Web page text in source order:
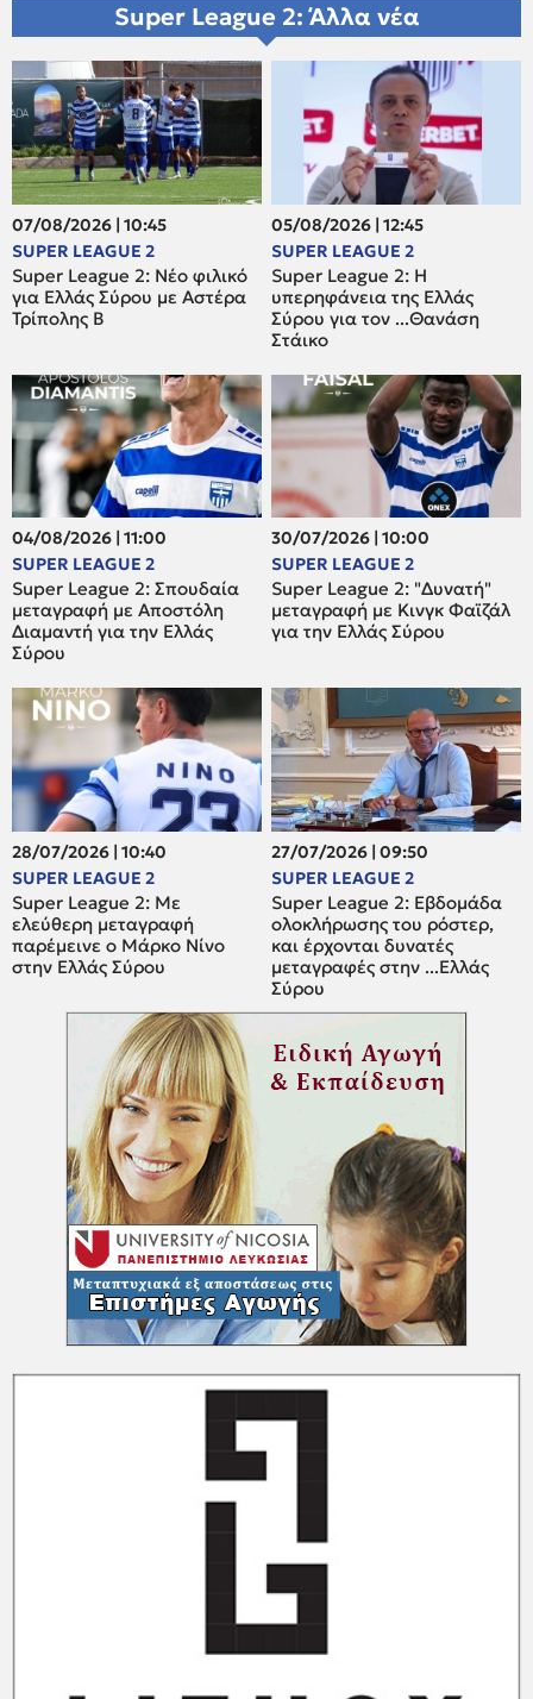
Super League 2: Άλλα νέα
07/08/2026 | 10:45
SUPER LEAGUE 2
Super League 2: Νέο φιλικό
για Ελλάς Σύρου με Αστέρα
Τρίπολης Β
05/08/2026 | 12:45
SUPER LEAGUE 2
Super League 2: H
υπερηφάνεια της Ελλάς
Σύρου για τον ...Θανάση
Στάικο
04/08/2026 | 11:00
SUPER LEAGUE 2
Super League 2: Σπουδαία
μεταγραφή με Αποστόλη
Διαμαντή για την Ελλάς
Σύρου
30/07/2026 | 10:00
SUPER LEAGUE 2
Super League 2: "Δυνατή"
μεταγραφή με Κινγκ Φαϊζάλ
για την Ελλάς Σύρου
28/07/2026 | 10:40
SUPER LEAGUE 2
Super League 2: Mε
ελεύθερη μεταγραφή
παρέμεινε ο Μάρκο Νίνο
στην Ελλάς Σύρου
27/07/2026 | 09:50
SUPER LEAGUE 2
Super League 2: Εβδομάδα
ολοκλήρωσης του ρόστερ,
και έρχονται δυνατές
μεταγραφές στην ...Ελλάς
Σύρου